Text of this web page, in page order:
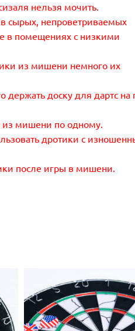
нельзя мочить.
сырых, непроветриваемых
в помещениях с низкими
из мишени немного их
держать доску для дартс
из мишени по одному.
дротики с
после игры в мишени.